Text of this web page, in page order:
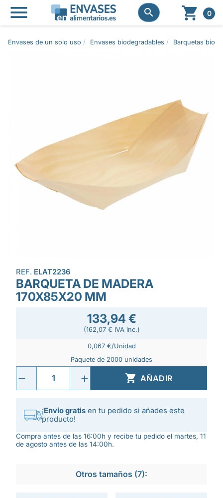
 
  0
Envases de un solo uso Envases biodegradables Barquetas
REF. ELAT2236
BARQUETA DE MADERA
170X85X20 MM
133,94 €
(162,07 € IVA inc.)
0,067 €/Unidad
Paquete de 2000 unidades
 AÑADIR
¡Envío gratis en tu pedido si añades este
producto!
Compra antes de las 16:00h y recibe tu pedido el martes, 11
de agosto antes de las 14:00h.
Otros tamaños (7):